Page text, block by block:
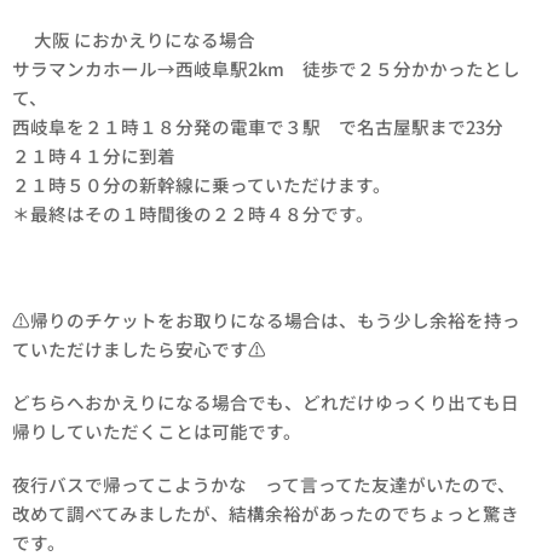
🚅大阪 におかえりになる場合
サラマンカホール→西岐阜駅2km 徒歩で２５分かかったとし
て、
西岐阜を２１時１８分発の電車で３駅 で名古屋駅まで23分
２１時４１分に到着
２１時５０分の新幹線に乗っていただけます。
＊最終はその１時間後の２２時４８分です。
⚠️帰りのチケットをお取りになる場合は、もう少し余裕を持っ
ていただけましたら安心です⚠️
どちらへおかえりになる場合でも、どれだけゆっくり出ても日
帰りしていただくことは可能です。
夜行バスで帰ってこようかな って言ってた友達がいたので、
改めて調べてみましたが、結構余裕があったのでちょっと驚き
です。